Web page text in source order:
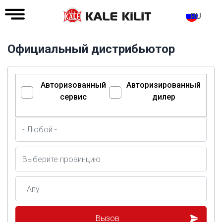
RU
Официальный дистрибьютор
Авторизованный
сервис
Авторизированный
дилер